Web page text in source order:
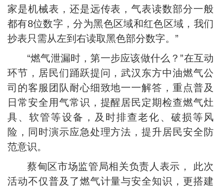
家是机械表，还是远传表，气表读数部分一般
都有8位数字，分为黑色区域和红色区域，我们
抄表只需从左到右读取黑色部分数字。”
“燃气泄漏时，第一步应该做什么？”在互动
环节，居民们踊跃提问，武汉东方中油燃气公
司的客服团队耐心细致地一一解答，重点普及
日常安全用气常识，提醒居民定期检查燃气灶
具、软管等设备，及时排查老化、破损等风
险，同时演示应急处理方法，提升居民安全防
范意识。
蔡甸区市场监管局相关负责人表示， 此次
活动不仅普及了燃气计量与安全知识，更搭建